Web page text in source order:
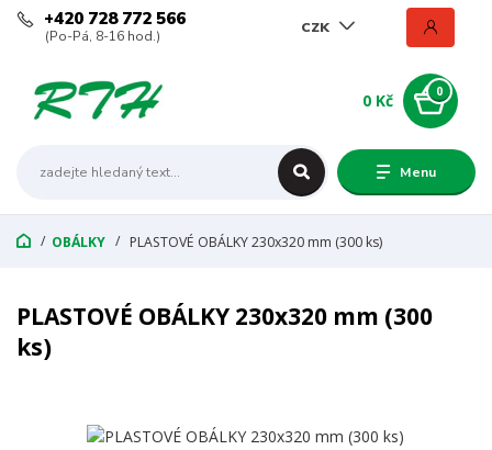
Menu
CZK
+420 728 772 566
(Po-Pá, 8-16 hod.)
0
0 Kč
OBÁLKY PLASTOVÉ OBÁLKY 230x320 mm (300 ks)
PLASTOVÉ OBÁLKY 230x320 mm (300
ks)